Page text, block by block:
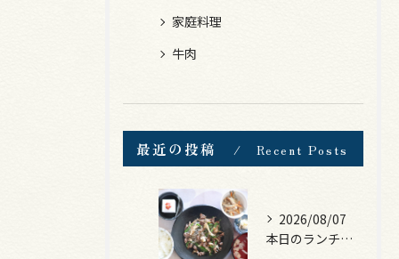
家庭料理
牛肉
最近の投稿 Recent Posts
2026/08/07
本日のランチは、黒毛和牛のチャプチェ！